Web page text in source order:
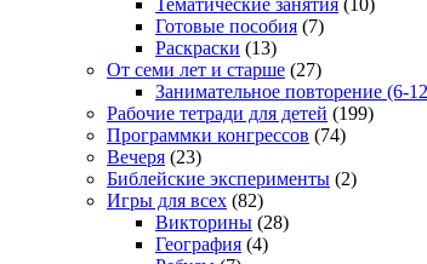
Тематические занятия (10)
Готовые пособия (7)
Раскраски (13)
От семи лет и старше (27)
Занимательное повторение (6-
Рабочие тетради для детей (199)
Программки конгрессов (74)
Вечеря (23)
Библейские эксперименты (2)
Игры для всех (82)
Викторины (28)
География (4)